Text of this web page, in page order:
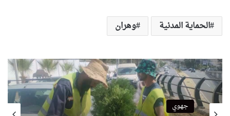
الحماية المدنية وهران
جهوي